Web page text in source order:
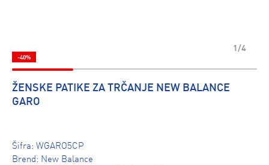
1/4
-40%
ŽENSKE PATIKE ZA TRČANJE NEW BALANCE
GARO
Šifra: WGARO5CP
Brend: New Balance